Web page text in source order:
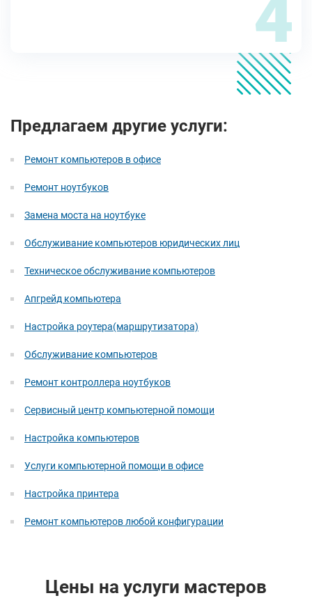
4
Предлагаем другие услуги:
Ремонт компьютеров в офисе
Ремонт ноутбуков
Замена моста на ноутбуке
Обслуживание компьютеров юридических лиц
Техническое обслуживание компьютеров
Апгрейд компьютера
Настройка роутера(маршрутизатора)
Обслуживание компьютеров
Ремонт контроллера ноутбуков
Сервисный центр компьютерной помощи
Настройка компьютеров
Услуги компьютерной помощи в офисе
Настройка принтера
Ремонт компьютеров любой конфигурации
Цены на услуги мастеров